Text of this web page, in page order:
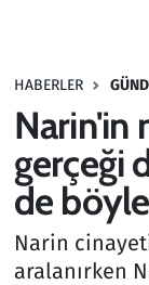
HABERLER
Narin'in
gerçeği
de böyle
Narin
aralanırken
Haber
Kültür
Kurumsal
Lezzet